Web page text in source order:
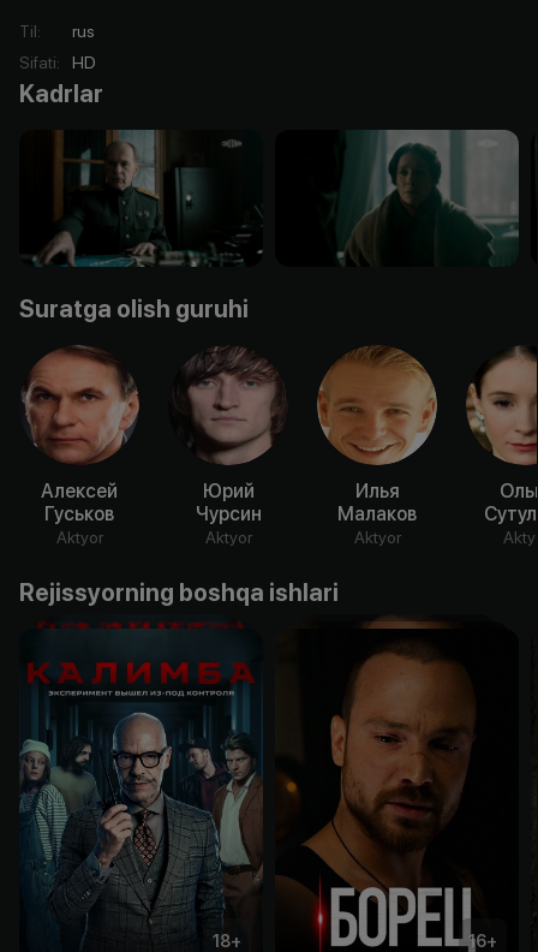
Til:
rus
Sifati: HD
Kadrlar
Suratga olish guruhi
Алексей
Гуськов
Aktyor
Юрий
Чурсин
Aktyor
Илья
Малаков
Aktyor
Rejissyorning boshqa ishlari
18+ 16+